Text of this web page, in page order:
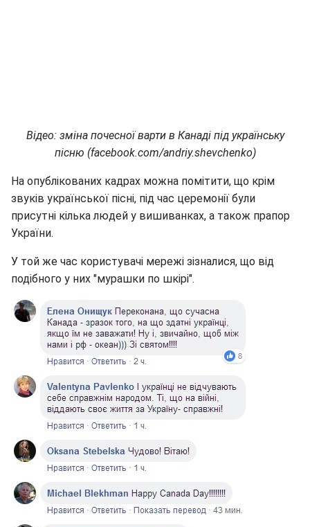
Відео: зміна почесної варти в Канаді під українську
пісню (facebook.com/andriy.shevchenko)
На опублікованих кадрах можна помітити, що крім
звуків української пісні, під час церемонії були
присутні кілька людей у вишиванках, а також прапор
України.
У той же час користувачі мережі зізналися, що від
подібного у них "мурашки по шкірі".